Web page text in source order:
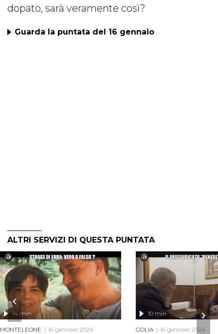
dopato, sarà veramente così?
Guarda la puntata del 16 gennaio
ALTRI SERVIZI DI QUESTA PUNTATA
14 min
MONTELEONE 16 gennaio 2024
10 min
GOLIA 16 gennaio 2024